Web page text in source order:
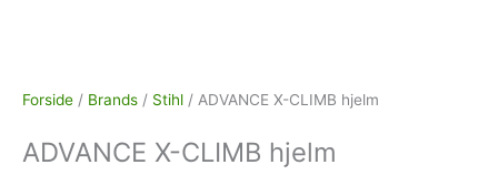
Forside / Brands / Stihl / ADVANCE X-CLIMB hjelm
ADVANCE X-CLIMB hjelm